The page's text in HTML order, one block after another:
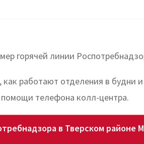
горячей линии
работают отделения в будни
телефона колл-центра.
в Тверском районе